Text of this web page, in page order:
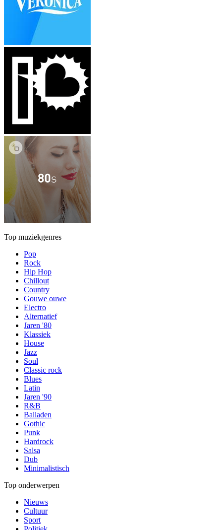
Top muziekgenres
Pop
Rock
Hip Hop
Chillout
Country
Gouwe ouwe
Electro
Alternatief
Jaren '80
Klassiek
House
Jazz
Soul
Classic rock
Blues
Latin
Jaren '90
R&B
Balladen
Gothic
Punk
Hardrock
Salsa
Dub
Minimalistisch
Top onderwerpen
Nieuws
Cultuur
Sport